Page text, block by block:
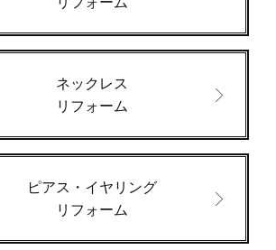
ネックレス
リフォーム
ピアス・イヤリング
リフォーム